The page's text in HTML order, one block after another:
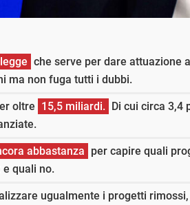
che serve per dare attuazione
ma non fuga tutti i dubbi.
oltre 15,5 miliardi. Di cui circa 3,4
abbastanza per capire quali
quali no.
ugualmente i progetti